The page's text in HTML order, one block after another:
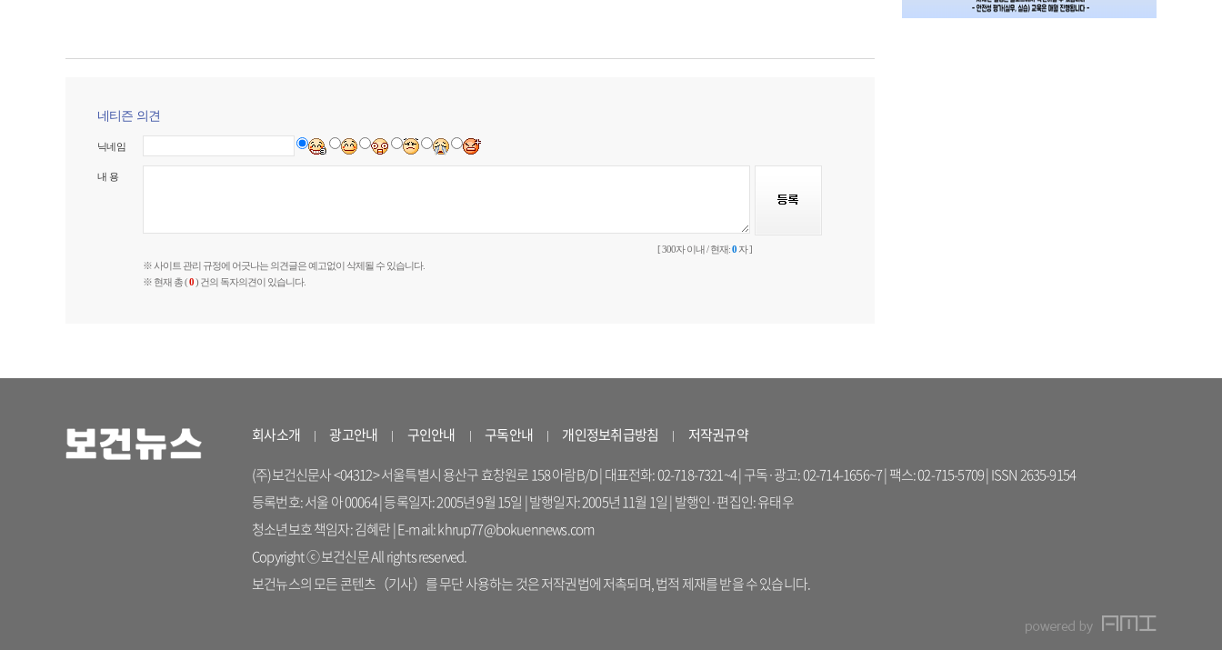
네티즌 의견
닉네임
내 용
[ 300자 이내 / 현재:0 자 ]
※ 사이트 관리 규정에 어긋나는 의견글은 예고없이 삭제될 수 있습니다.
※ 현재 총 (0) 건의 독자의견이 있습니다.
회사소개 광고안내 구인안내 구독안내 개인정보취급방침
저작권규약
(주)보건신문사 <04312> 서울특별시 용산구 효창원로 158 아람B/D | 대표전화: 02-718-7321~4 | 구독·광고: 02-714-1656~7 | 팩스: 02-715-5709 | ISSN 2635-9154
등록번호: 서울 아 00064 | 등록일자: 2005년 9월 15일 | 발행일자: 2005년 11월 1일 | 발행인·편집인: 유태우
청소년보호 책임자: 김혜란 | E-mail: khrup77@bokuennews.com
Copyright ⓒ 보건신문 All rights reserved.
보건뉴스의 모든 콘텐츠（기사）를 무단 사용하는 것은 저작권법에 저촉되며, 법적 제재를 받을 수 있습니다.